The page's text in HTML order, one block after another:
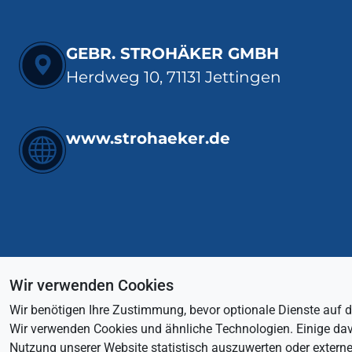
GEBR. STROHÄKER GMBH
Herdweg 10, 71131 Jettingen
www.strohaeker.de
Wir verwenden Cookies
Wir benötigen Ihre Zustimmung, bevor optionale Dienste auf
Wir verwenden Cookies und ähnliche Technologien. Einige
Nutzung unserer Website statistisch auszuwerten oder